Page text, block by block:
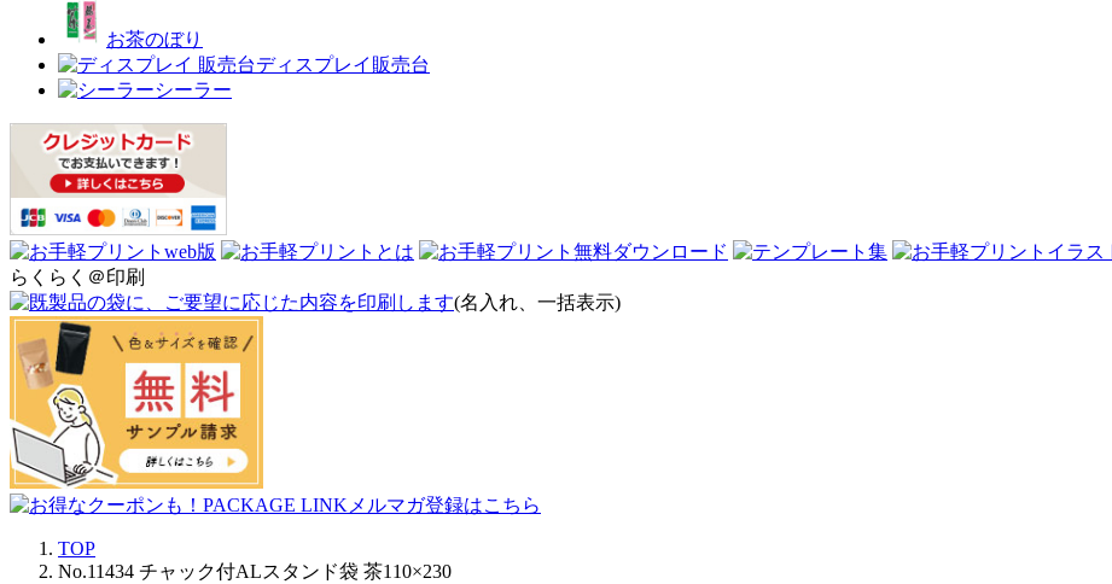
お茶のぼり
ディスプレイ販売台
シーラー
らくらく＠印刷
(名入れ、一括表示)
TOP
No.11434 チャック付ALスタンド袋 茶110×230